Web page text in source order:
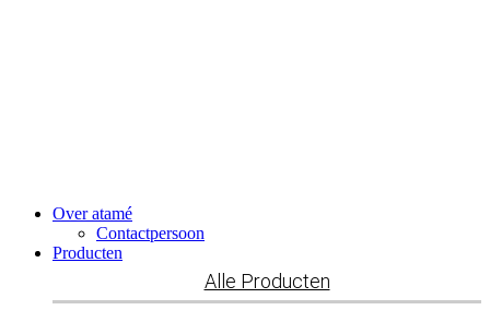
Over atamé
Contactpersoon
Producten
Alle Producten